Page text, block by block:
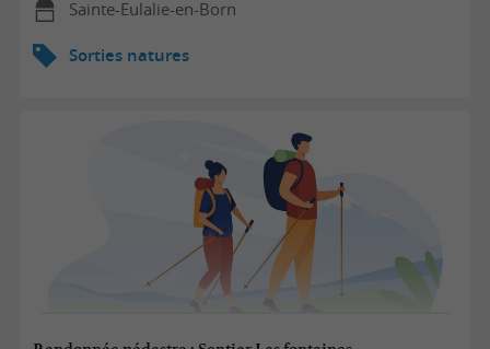
Sainte-Eulalie-en-Born
Sorties natures